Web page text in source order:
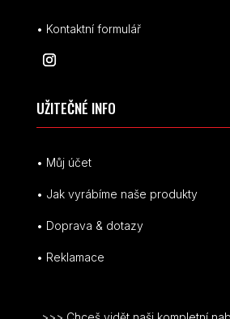
• Kontaktní formulář
UŽITEČNÉ INFO
• Můj účet
• Jak vyrábíme naše produkty
• Doprava & dotazy
• Reklamace